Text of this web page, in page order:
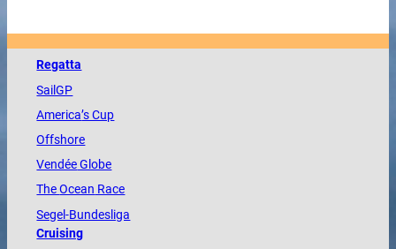
Regatta
SailGP
America’s Cup
Offshore
VendéeGlobe
TheOcean Race
Segel-Bundesliga
Cruising